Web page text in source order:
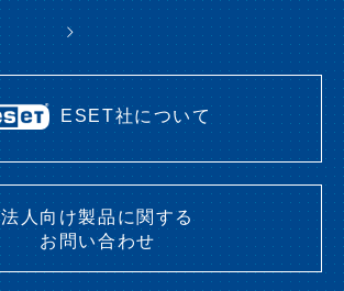
ESET社について
法人向け製品に関する
お問い合わせ